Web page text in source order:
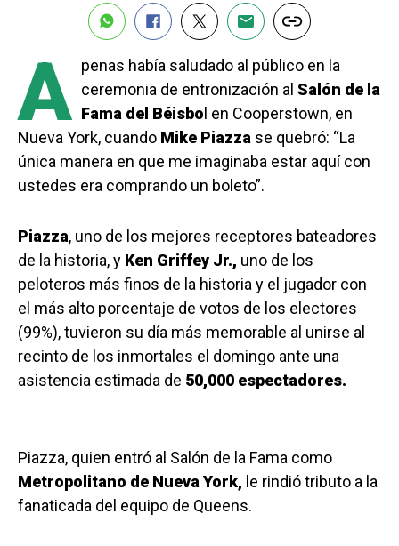
A penas había saludado al público en la
ceremonia de entronización al Salón de la
Fama del Béisbo l en Cooperstown, en
Nueva York, cuando Mike Piazza se quebró: “La
única manera en que me imaginaba estar aquí con
ustedes era comprando un boleto”.
Piazza, uno de los mejores receptores bateadores
de la historia, y Ken Griffey Jr., uno de los
peloteros más finos de la historia y el jugador con
el más alto porcentaje de votos de los electores
(99%), tuvieron su día más memorable al unirse al
recinto de los inmortales el domingo ante una
asistencia estimada de 50,000 espectadores.
Piazza, quien entró al Salón de la Fama como
Metropolitano de Nueva York, le rindió tributo a la
fanaticada del equipo de Queens.